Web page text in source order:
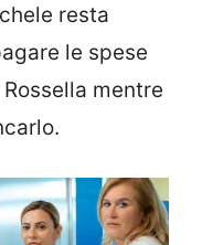
resta
le spese
mentre